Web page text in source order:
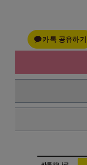
카톡 공유하기